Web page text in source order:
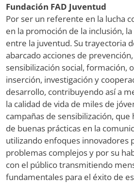
Fundación FAD Juventud
Por ser un referente en la lucha
en la promoción de la inclusión,
entre la juventud. Su trayectoria
abarcado acciones de
sensibilización social, formación,
inserción, investigación y
desarrollo, contribuyendo así a
la calidad de vida de miles de
campañas de sensibilización,
de buenas prácticas en la
utilizando enfoques innovadores
problemas complejos y por su
con el público transmitiendo
fundamentales para el éxito de